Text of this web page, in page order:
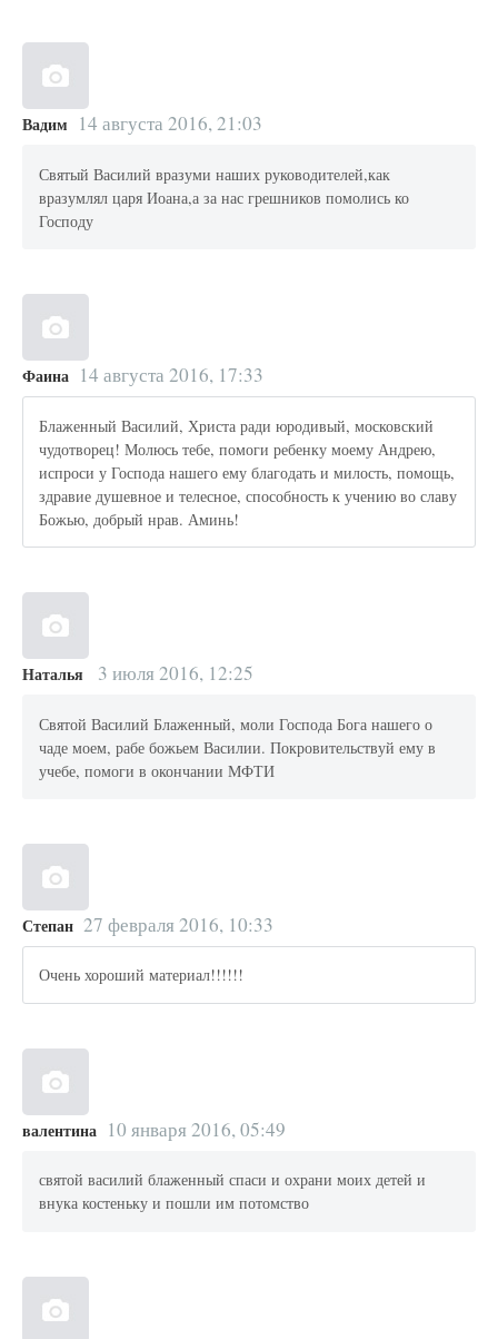
Вадим 14 августа 2016, 21:03
Святый Василий вразуми наших руководителей,как
вразумлял царя Иоана,а за нас грешников помолись ко
Господу
Фаина 14 августа 2016, 17:33
Блаженный Василий, Христа ради юродивый, московский
чудотворец! Молюсь тебе, помоги ребенку моему Андрею,
испроси у Господа нашего ему благодать и милость, помощь,
здравие душевное и телесное, способность к учению во славу
Божью, добрый нрав. Аминь!
Наталья 3 июля 2016, 12:25
Святой Василий Блаженный, моли Господа Бога нашего о
чаде моем, рабе божьем Василии. Покровительствуй ему в
учебе, помоги в окончании МФТИ
Степан 27 февраля 2016, 10:33
Очень хороший материал!!!!!!
валентина 10 января 2016, 05:49
святой василий блаженный спаси и охрани моих детей и
внука костеньку и пошли им потомство